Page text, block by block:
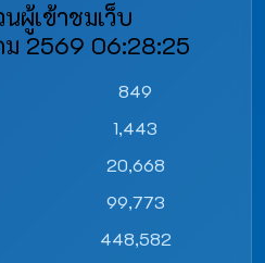
ผู้เข้าชมเว็บ
2569 06:28:25
849
1,443
20,668
99,773
448,582